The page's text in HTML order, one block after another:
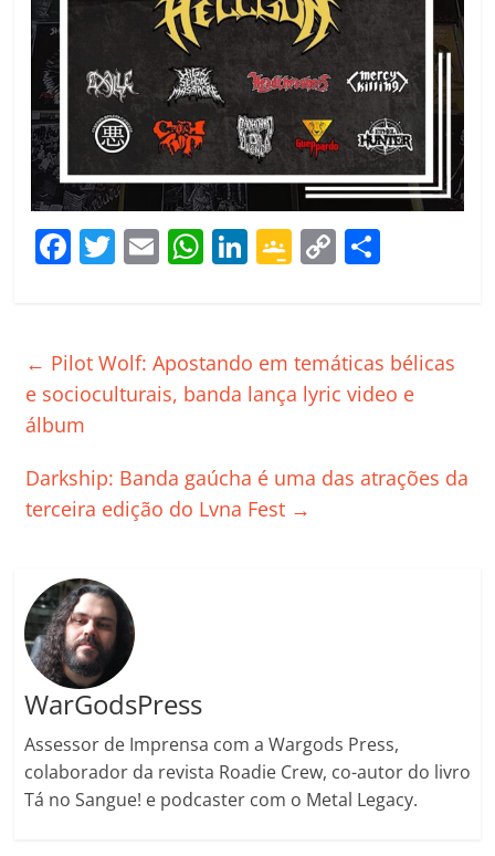
F
e
b
o
o
k
T
er
E
l
W
s
A
p
Li
e
dI
G
gl
e
ss
ro
C
y
Li
p
ar
ar
← Pilot Wolf: Apostando em temáticas bélicas
e socioculturais, banda lança lyric video e
álbum
Darkship: Banda gaúcha é uma das atrações da
terceira edição do Lvna Fest →
WarGodsPress
Assessor de Imprensa com a Wargods Press,
colaborador da revista Roadie Crew, co-autor do livro
Tá no Sangue! e podcaster com o Metal Legacy.